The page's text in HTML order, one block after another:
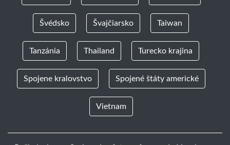
Švédsko Švajčiarsko Taiwan
Tanzánia Thailand Turecko krajina
Spojene kralovstvo Spojené štáty americké
Vietnam